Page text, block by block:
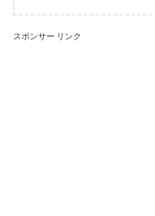
スポンサー リンク